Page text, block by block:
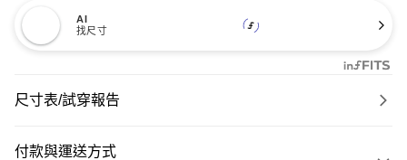
AI
找尺寸
尺寸表/試穿報告
付款與運送方式